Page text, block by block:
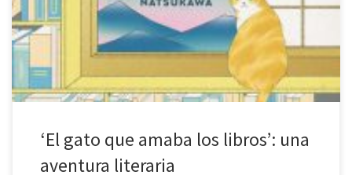
traducir en un ejercicio de evasión de la realidad, de búsqueda
de conocimiento o de sueños perdidos. El volumen adecuado en
[…]
‘El gato que amaba los libros’: una
aventura literaria